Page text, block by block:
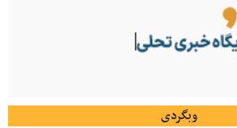
وبگردی